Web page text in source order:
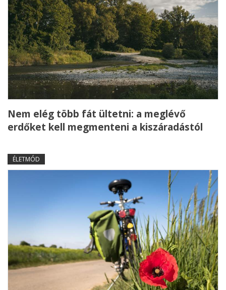
Nem elég több fát ültetni: a meglévő
erdőket kell megmenteni a kiszáradástól
ÉLETMÓD